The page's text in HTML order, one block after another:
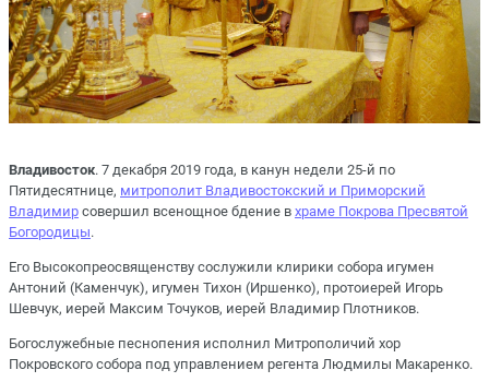
Владивосток. 7 декабря 2019 года, в канун недели 25-й по
Пятидесятнице, митрополит Владивостокский и Приморский
Владимир совершил всенощное бдение в храме Покрова Пресвятой
Богородицы.
Его Высокопреосвященству сослужили клирики собора игумен
Антоний (Каменчук), игумен Тихон (Иршенко), протоиерей Игорь
Шевчук, иерей Максим Точуков, иерей Владимир Плотников.
Богослужебные песнопения исполнил Митрополичий хор
Покровского собора под управлением регента Людмилы Макаренко.